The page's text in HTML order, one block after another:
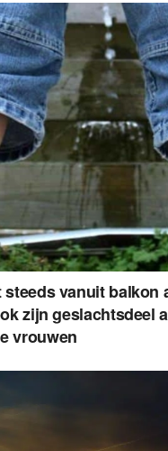
steeds vanuit balkon
zijn geslachtsdeel
vrouwen